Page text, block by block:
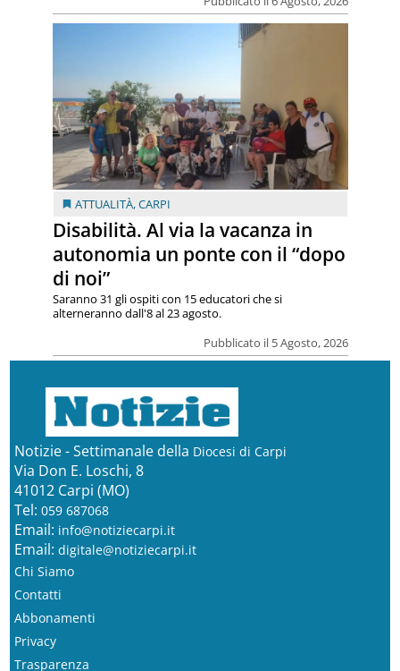
ATTUALITÀ,CARPI
Disabilità. Al via la vacanza in
autonomia un ponte con il “dopo
di noi”
Pubblicato il 5 Agosto, 2026
Saranno 31 gli ospiti con 15 educatori che si
alterneranno dall'8 al 23 agosto.
Notizie - Settimanale della Diocesi di Carpi
Via Don E. Loschi, 8
41012 Carpi (MO)
Tel: 059 687068
Email: info@notiziecarpi.it
Email: digitale@notiziecarpi.it
Chi Siamo
Contatti
Abbonamenti
Privacy
Trasparenza